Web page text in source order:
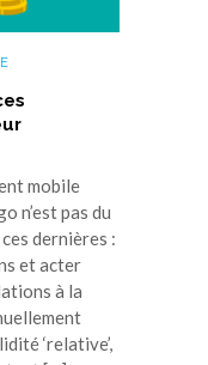
mobile
n’est pas du
dernières :
et acter
à la
‘relative’,